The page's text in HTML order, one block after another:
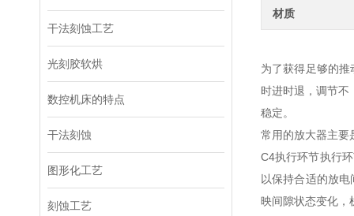
干法刻蚀工艺
光刻胶软烘
数控机床的特点
干法刻蚀
图形化工艺
刻蚀工艺
材质
为了获得足够的
时进时退，调节不
稳定。
常用的放大器主要
C4执行环节执行
以保持合适的放
映间隙状态变化，